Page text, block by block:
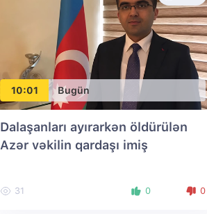
10:01 Bugün
Dalaşanları ayırarkən öldürülən
Azər vəkilin qardaşı imiş
31 0 0